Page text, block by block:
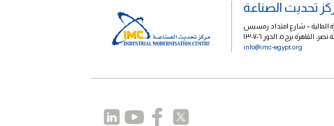
تحديث الصناعة
المالية – شارع امتداد رمسيس
القاهرة برج ٥، الدور ٦-٧-١٣
info@imc-egypt.org